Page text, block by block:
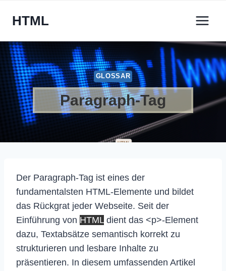
InhaltHTML
GLOSSAR
Paragraph-Tag
Der Paragraph-Tag ist eines der
fundamentalsten HTML-Elemente und bildet
das Rückgrat jeder Webseite. Seit der
Einführung von HTML dient das <p>-Element
dazu, Textabsätze semantisch korrekt zu
strukturieren und lesbare Inhalte zu
präsentieren. In diesem umfassenden Artikel